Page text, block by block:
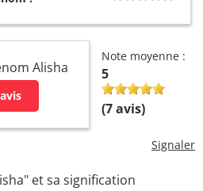
Alisha
Note moyenne :
5
(7avis)
Signaler
et sa signification